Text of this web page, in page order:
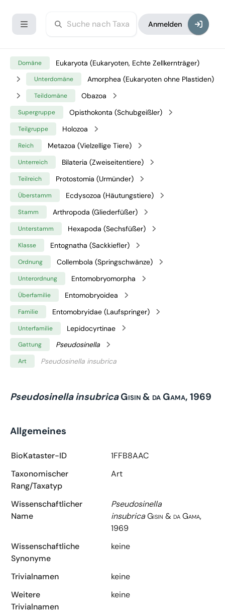
Anmelden
Domäne Eukaryota (Eukaryoten, Echte Zellkernträger)
Unterdomäne Amorphea (Eukaryoten ohne Plastiden)
Teildomäne Obazoa
Supergruppe Opisthokonta (Schubgeißler)
Teilgruppe Holozoa
Reich Metazoa (Vielzellige Tiere)
Unterreich Bilateria (Zweiseitentiere)
Teilreich Protostomia (Urmünder)
Überstamm Ecdysozoa (Häutungstiere)
Stamm Arthropoda (Gliederfüßer)
Unterstamm Hexapoda (Sechsfüßer)
Klasse Entognatha (Sackkiefler)
Ordnung Collembola (Springschwänze)
Unterordnung Entomobryomorpha
Überfamilie Entomobryoidea
Familie Entomobryidae (Laufspringer)
Unterfamilie Lepidocyrtinae
Gattung Pseudosinella
Art Pseudosinella insubrica
Pseudosinella insubricaGisin & da Gama, 1969
Allgemeines
BioKataster-ID
1FFB8AAC
Taxonomischer
Rang/Taxatyp
Art
Wissenschaftlicher
Name
Pseudosinella
insubricaGisin & da Gama,
1969
Wissenschaftliche
Synonyme
keine
Trivialnamen
keine
Weitere
Trivialnamen
keine